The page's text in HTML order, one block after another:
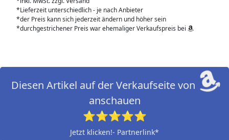
*Lieferzeit unterschiedlich - je nach Anbieter
*der Preis kann sich jederzeit ändern und höher sein
*durchgestrichener Preis war ehemaliger Verkaufspreis bei
Diesen Artikel auf der Verkaufseite von
anschauen
⭐⭐⭐⭐⭐
Jetzt klicken!- Partnerlink*